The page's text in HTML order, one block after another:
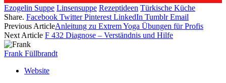
Ezogelin Suppe Linsensuppe Rezeptideen Türkische Küche
Share. Facebook Twitter Pinterest LinkedIn Tumblr Email
Previous ArticleAnleitung zu Extrem Yoga Übungen für Profis
Next Article F 432 Diagnose – Verständnis und Hilfe
Frank Füllbrandt
Website